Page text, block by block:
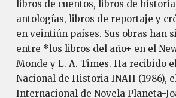
libros de cuentos, libros de
antologías, libros de reportaje y
en veintiún países. Sus obras han
entre *los libros del año+ en el
Monde y L. A. Times. Ha recibido
Nacional de Historia INAH (1986),
Internacional de Novela Planeta-